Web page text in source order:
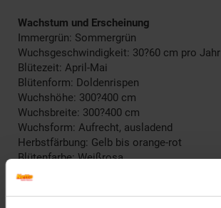
Wachstum und Erscheinung
Immergrün: Sommergrün
Wuchsgeschwindigkeit: 30?60 cm pro Jahr
Blütezeit: April-Mai
Blütenform: Doldenrispen
Wuchshöhe: 300?400 cm
Wuchsbreite: 300?400 cm
Wuchsform: Aufrecht, ausladend
Herbstfärbung: Gelb bis orange-rot
Blütenfarbe: Weißrosa
Fruchtfarbe: Purpurrot